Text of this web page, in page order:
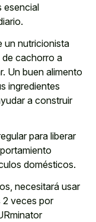
esencial
un nutricionista
de cachorro a
Un buen alimento
ingredientes
a construir
para liberar
domésticos.
necesitará usar
2 veces por